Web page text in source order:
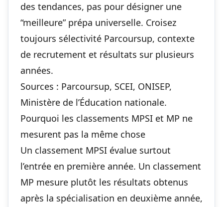
des tendances, pas pour désigner une
“meilleure” prépa universelle. Croisez
toujours sélectivité Parcoursup, contexte
de recrutement et résultats sur plusieurs
années.
Sources : Parcoursup, SCEI, ONISEP,
Ministère de l’Éducation nationale.
Pourquoi les classements MPSI et MP ne
mesurent pas la même chose
Un classement MPSI évalue surtout
l’entrée en première année. Un classement
MP mesure plutôt les résultats obtenus
après la spécialisation en deuxième année,